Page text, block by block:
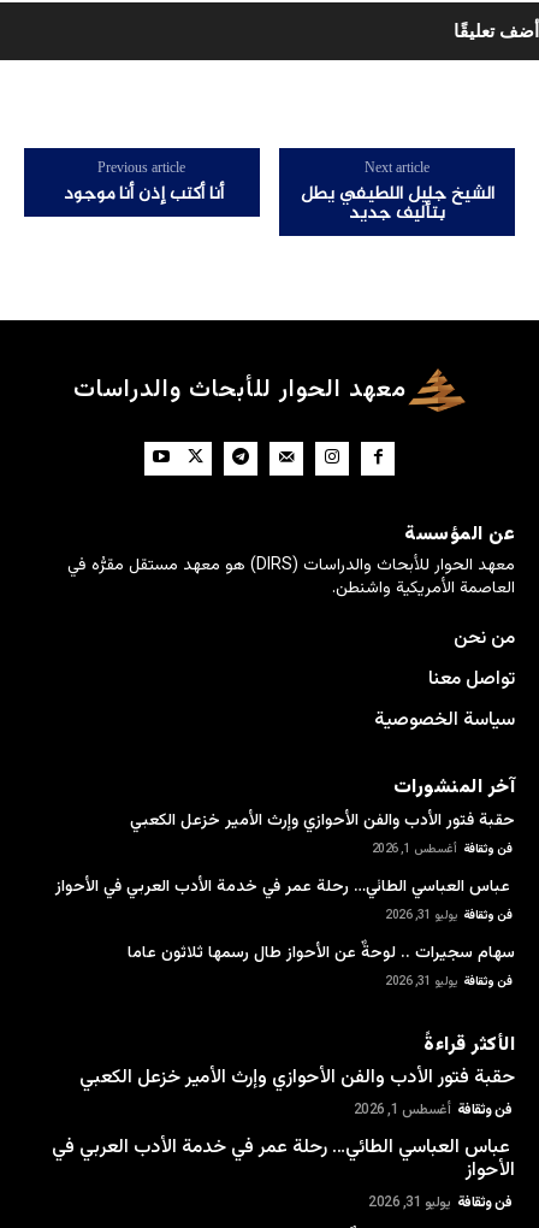
Previous article
أنا أكتب إذن أنا موجود
Next article
الشيخ جليل اللطيفي يطل
بتأليف جديد
معهد الحوار للأبحاث والدراسات
عن المؤسسة
معهد الحوار للأبحاث والدراسات (DIRS) هو معهد مستقل مقرُّه في
العاصمة الأمريكية واشنطن.
من نحن
تواصل معنا
سياسة الخصوصية
آخر المنشورات
حقبة فتور الأدب والفن الأحوازي وإرث الأمير خزعل الكعبي
فن وثقافة أغسطس 1, 2026
عباس العباسي الطائي… رحلة عمر في خدمة الأدب العربي في الأحواز
فن وثقافة يوليو 31, 2026
سهام سجيرات .. لوحةٌ عن الأحواز طال رسمها ثلاثون عاما
فن وثقافة يوليو 31, 2026
الأكثر قراءةً
حقبة فتور الأدب والفن الأحوازي وإرث الأمير خزعل الكعبي
فن وثقافة أغسطس 1, 2026
عباس العباسي الطائي… رحلة عمر في خدمة الأدب العربي في
الأحواز
فن وثقافة يوليو 31, 2026